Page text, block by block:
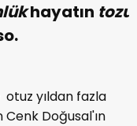
hayatın
yıldan fazla
Doğusal'ın